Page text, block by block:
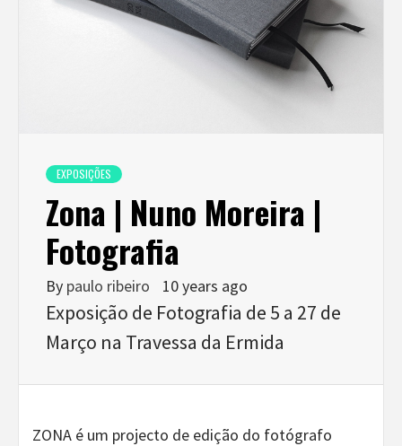
EXPOSIÇÕES
Zona | Nuno Moreira |
Fotografia
By paulo ribeiro 10 years ago
Exposição de Fotografia de 5 a 27 de
Março na Travessa da Ermida
ZONA é um projecto de edição do fotógrafo